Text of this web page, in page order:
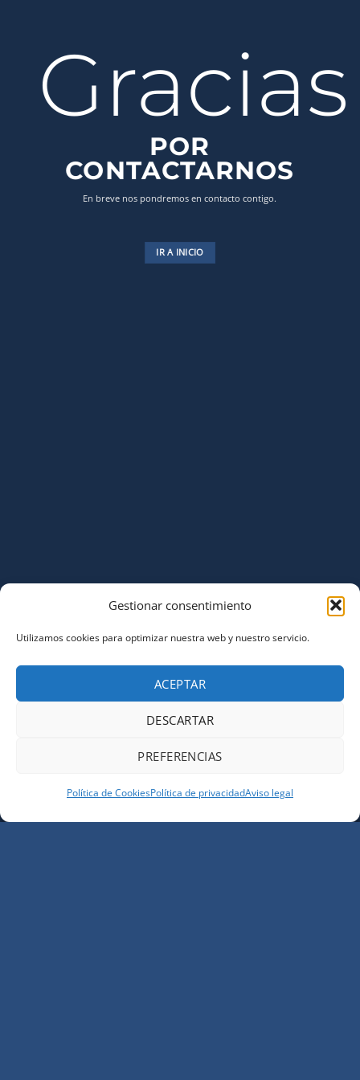
Gestionar consentimiento
Utilizamos cookies para optimizar nuestra web y nuestro servicio.
ACEPTAR
DESCARTAR
PREFERENCIAS
Política de CookiesPolítica de privacidadAviso legal
Gracias
POR
CONTACTARNOS
En breve nos pondremos en contacto contigo.
IR A INICIO